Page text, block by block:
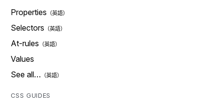
Properties
Selectors
At-rules
Values
See all…
CSS GUIDES